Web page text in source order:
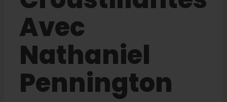
Apprendre
Presse
A propos de
Avec
Nathaniel
Pennington